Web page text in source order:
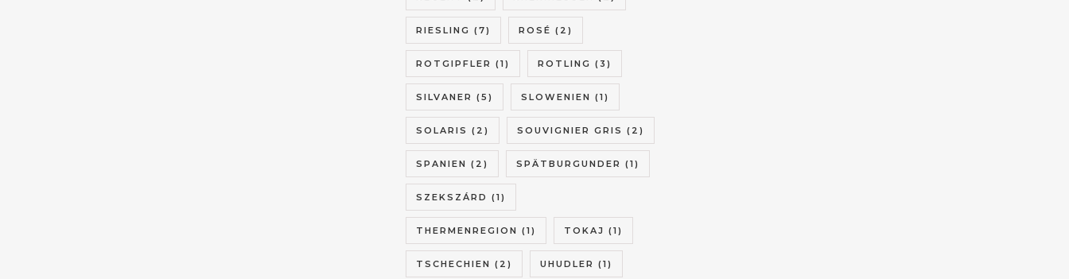
RIESLING (7) ROSÉ (2)
ROTGIPFLER (1) ROTLING (3)
SILVANER (5) SLOWENIEN (1)
SOLARIS (2) SOUVIGNIER GRIS (2)
SPANIEN (2) SPÄTBURGUNDER (1)
SZEKSZÁRD (1)
THERMENREGION (1) TOKAJ (1)
TSCHECHIEN (2) UHUDLER (1)